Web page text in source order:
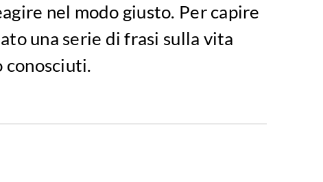
nel modo giusto. Per capire
una serie di frasi sulla vita
conosciuti.